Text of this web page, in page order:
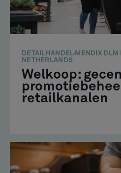
DETAILHANDEL MENDIX DLM
NETHERLANDS
Welkoop:
retailkanalen